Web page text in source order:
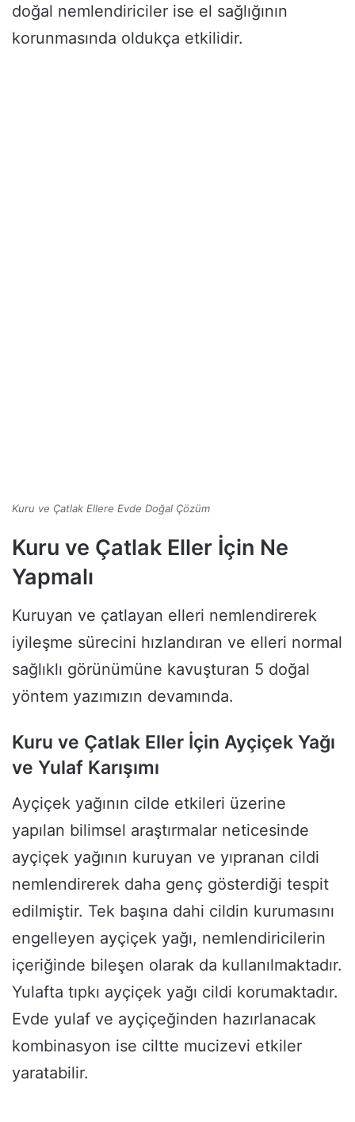
doğal nemlendiriciler ise el sağlığının
korunmasında oldukça etkilidir.
Kuru ve Çatlak Ellere Evde Doğal Çözüm
Kuru ve Çatlak Eller İçin Ne
Yapmalı
Kuruyan ve çatlayan elleri nemlendirerek
iyileşme sürecini hızlandıran ve elleri normal
sağlıklı görünümüne kavuşturan 5 doğal
yöntem yazımızın devamında.
Kuru ve Çatlak Eller İçin Ayçiçek Yağı
ve Yulaf Karışımı
Ayçiçek yağının cilde etkileri üzerine
yapılan bilimsel araştırmalar neticesinde
ayçiçek yağının kuruyan ve yıpranan cildi
nemlendirerek daha genç gösterdiği tespit
edilmiştir. Tek başına dahi cildin kurumasını
engelleyen ayçiçek yağı, nemlendiricilerin
içeriğinde bileşen olarak da kullanılmaktadır.
Yulafta tıpkı ayçiçek yağı cildi korumaktadır.
Evde yulaf ve ayçiçeğinden hazırlanacak
kombinasyon ise ciltte mucizevi etkiler
yaratabilir.